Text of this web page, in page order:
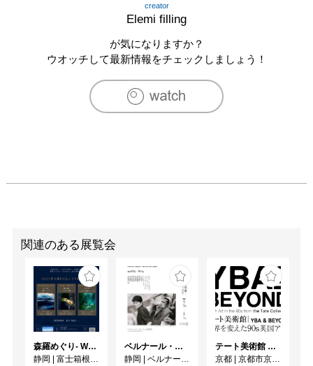
creator
Elemi filling
が気になりますか？
ウオッチして最新情報をチェックしましょう！
関連のある展覧会
森羅めぐり- Wandering in Shinra -
静岡 | 富士箱根カントリークラブ
ベルナール・ビュフェと写真 ーカメラがとらえたビュフェとその時代、そして21 世紀へ
静岡 | ベルナール・ビュフェ美術館
テート美術館 ― YBA & BEYOND 世界を変えた90s英国アート
京都 | 京都市京セラ美術館